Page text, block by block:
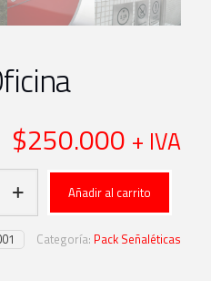
$250.000 + IVA
Añadir al carrito
Categoría: Pack Señaléticas